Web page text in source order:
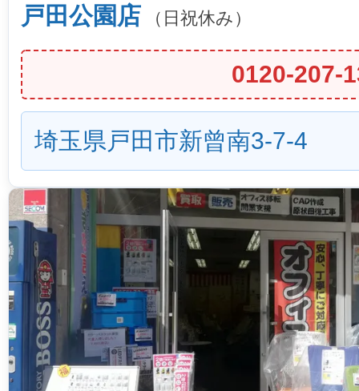
戸田公園店 （日祝休み）
0120-207-
埼玉県戸田市新曾南3-7-4